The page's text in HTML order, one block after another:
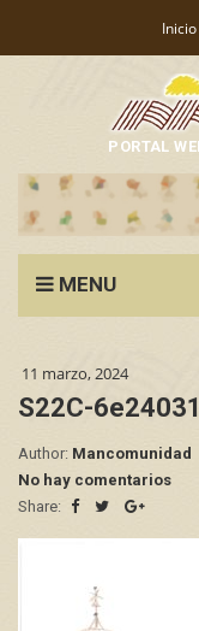
Inicio
PORTAL
MENU
11 marzo, 2024
S22C-
Author: Mancomunidad
No hay comentarios
Share: